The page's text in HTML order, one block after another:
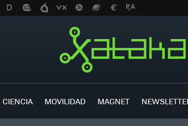
CIENCIA MOVILIDAD MAGNET